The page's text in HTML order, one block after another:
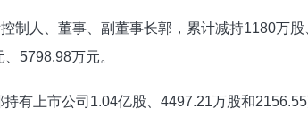
制人、董事、副董事长郭，累计减持1180万
5798.98万元。
有上市公司1.04亿股、4497.21万股和